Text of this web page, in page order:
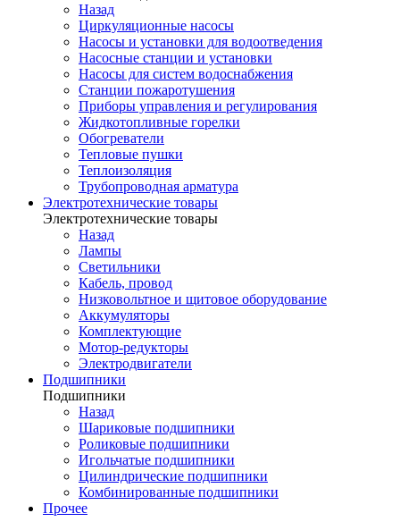
Назад
Циркуляционные насосы
Насосы и установки для водоотведения
Насосные станции и установки
Насосы для систем водоснабжения
Станции пожаротушения
Приборы управления и регулирования
Жидкотопливные горелки
Обогреватели
Тепловые пушки
Теплоизоляция
Трубопроводная арматура
Электротехнические товары
Электротехнические товары
Назад
Лампы
Светильники
Кабель, провод
Низковольтное и щитовое оборудование
Аккумуляторы
Комплектующие
Мотор-редукторы
Электродвигатели
Подшипники
Подшипники
Назад
Шариковые подшипники
Роликовые подшипники
Игольчатые подшипники
Цилиндрические подшипники
Комбинированные подшипники
Прочее